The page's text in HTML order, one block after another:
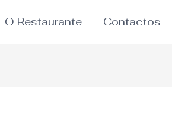
O Restaurante Contactos